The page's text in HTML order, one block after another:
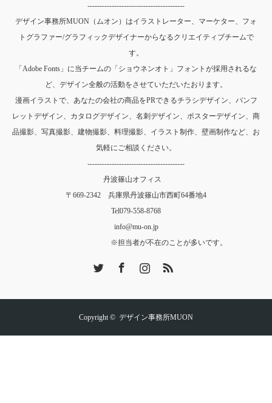
----------------------------------------
デザイン事務所MUON（ムオン）はイラストレーター、マーケター、フォ
トグラファー/グラフィックデザイナーからなるクリエイティブチームで
す。
「Adobe Fonts」に当チームの「ショウネンオト」フォントが採用されるな
ど、デザイン全般の活動をさせていただいたおります。
漫画イラストで、あなたの会社の商品をPRできるチラシデザイン、パンフ
レットデザイン、カタログデザイン、名刺デザイン、ポスターデザイン、商
品撮影、写真撮影、建物撮影、料理撮影、イラスト制作、壁画制作など、お
気軽にご相談ください。
----------------------------------------
丹波篠山オフィス
〒669-2342 兵庫県丹波篠山市西町64番地4
Tel079-558-8768
info@mu-on.jp
※担当者が不在のことが多いです。
Copyright © デザイン事務所MUON